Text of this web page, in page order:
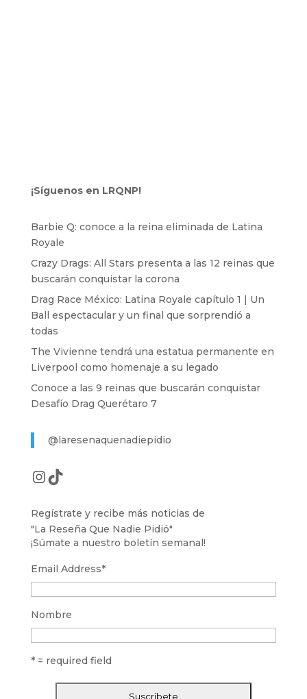
¡Síguenos en LRQNP!
Barbie Q: conoce a la reina eliminada de Latina
Royale
Crazy Drags: All Stars presenta a las 12 reinas que
buscarán conquistar la corona
Drag Race México: Latina Royale capítulo 1 | Un
Ball espectacular y un final que sorprendió a
todas
The Vivienne tendrá una estatua permanente en
Liverpool como homenaje a su legado
Conoce a las 9 reinas que buscarán conquistar
Desafío Drag Querétaro 7
@laresenaquenadiepidio
Instagram
TikTok
Regístrate y recibe más noticias de
"La Reseña Que Nadie Pidió"
¡Súmate a nuestro boletín semanal!
Email Address*
Nombre
* = required field